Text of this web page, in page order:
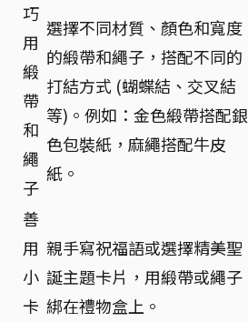
巧
用
緞
帶
和
繩
子
選擇不同材質、顏色和寬度
的緞帶和繩子，搭配不同的
打結方式 (蝴蝶結、交叉結
等)。例如：金色緞帶搭配銀
色包裝紙，麻繩搭配牛皮
紙。
善
用
小
卡
親手寫祝福語或選擇精美聖
誕主題卡片，用緞帶或繩子
綁在禮物盒上。